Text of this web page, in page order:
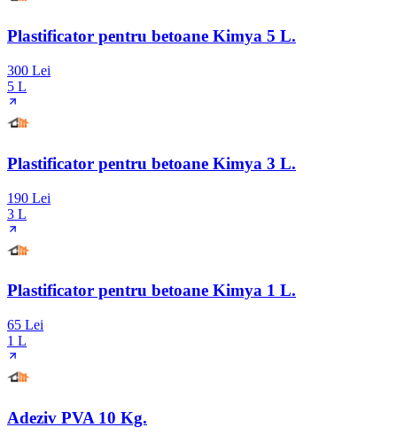
Plastificator pentru betoane Kimya 5 L.
300 Lei
5 L
Plastificator pentru betoane Kimya 3 L.
190 Lei
3 L
Plastificator pentru betoane Kimya 1 L.
65 Lei
1 L
Adeziv PVA 10 Kg.